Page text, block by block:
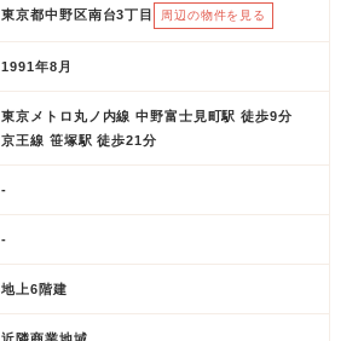
東京都中野区南台3丁目 周辺の物件を見る
1991年8月
東京メトロ丸ノ内線 中野富士見町駅 徒歩9分
京王線 笹塚駅 徒歩21分
-
-
地上6階建